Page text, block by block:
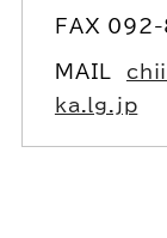
FAX
MAIL
ka.lg.jp